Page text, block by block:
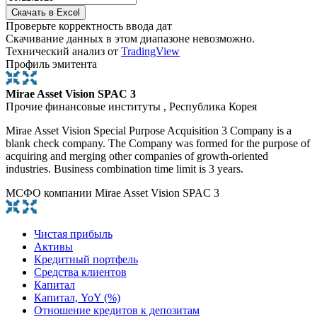
Проверьте корректность ввода дат
Скачивание данных в этом диапазоне невозможно.
Технический анализ от TradingView
Профиль эмитента
Mirae Asset Vision SPAC 3
Прочие финансовые институты , Республика Корея
Mirae Asset Vision Special Purpose Acquisition 3 Company is a
blank check company. The Company was formed for the purpose of
acquiring and merging other companies of growth-oriented
industries. Business combination time limit is 3 years.
МСФО компании Mirae Asset Vision SPAC 3
Чистая прибыль
Активы
Кредитный портфель
Средства клиентов
Капитал
Капитал, YoY (%)
Отношение кредитов к депозитам